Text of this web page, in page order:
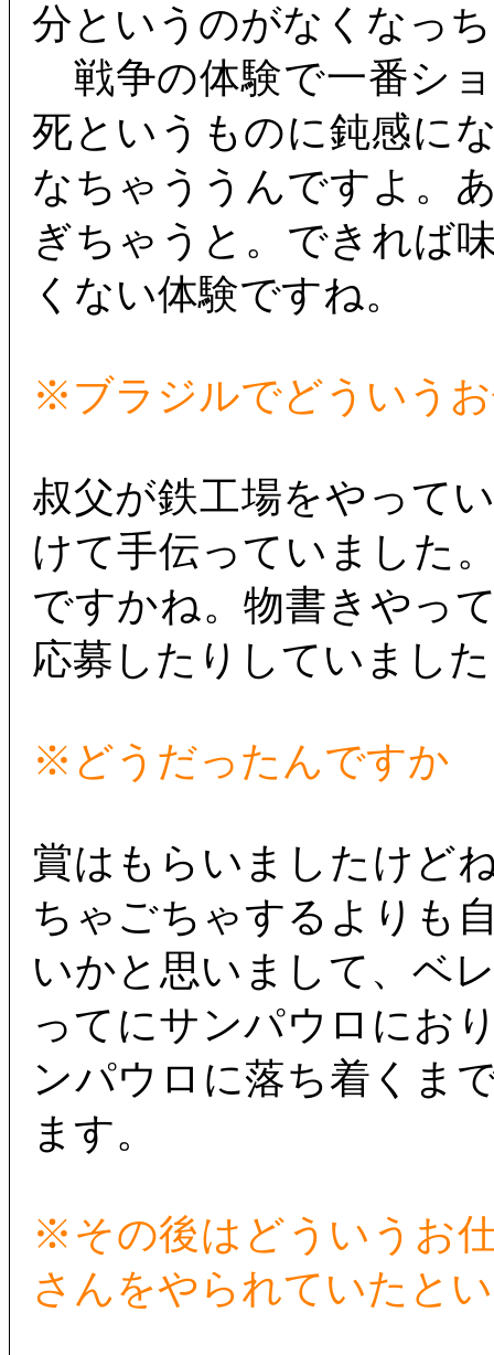
分というのがなくなっ
戦争の体験で一番シ
死というものに鈍感に
なちゃううんですよ。
ぎちゃうと。できれば
くない体験ですね。
※ブラジルでどういう
叔父が鉄工場をやって
けて手伝っていました
ですかね。物書きやっ
応募したりしていまし
※どうだったんですか
賞はもらいましたけど
ちゃごちゃするよりも
いかと思いまして、ベ
ってにサンパウロにお
ンパウロに落ち着くま
ます。
※その後はどういうお
さんをやられていたと